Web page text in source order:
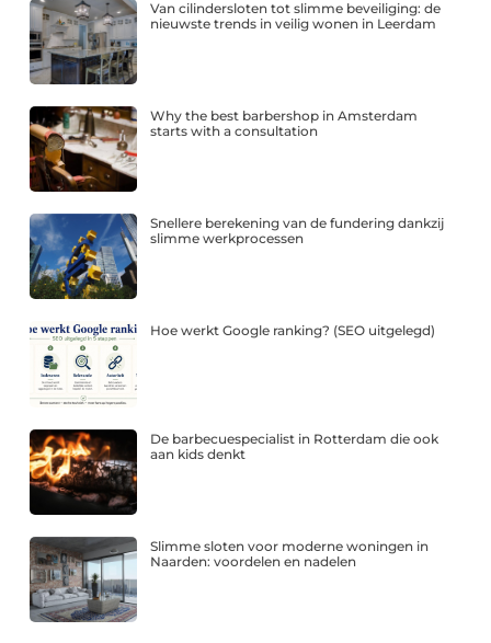
Van cilindersloten tot slimme beveiliging: de
nieuwste trends in veilig wonen in Leerdam
Why the best barbershop in Amsterdam
starts with a consultation
Snellere berekening van de fundering dankzij
slimme werkprocessen
Hoe werkt Google ranking? (SEO uitgelegd)
De barbecuespecialist in Rotterdam die ook
aan kids denkt
Slimme sloten voor moderne woningen in
Naarden: voordelen en nadelen